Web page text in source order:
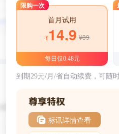
限购一次
首月试用
¥14.9 ¥39
每日仅0.48元
到期29元/月/省自动续费，可随时
标讯详情查看